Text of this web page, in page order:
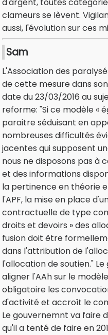
clameurs se lèvent.
aussi, l'évolution sur ces
Sam
L'Association des
de cette mesure dans
date du 23/03/2016 au
reforme: "Si ce modèle «
paraitre séduisant en
nombreuses difficultés
jacentes qui supposent
nous ne disposons pas à
et des informations
la pertinence en théorie
l'APF, la mise en place
contractuelle de type
droits et devoirs » des
fusion doit être
dans l'attribution de
l'allocation de soutien."
aligner l'AAh sur le
obligatoire les
d'activité et accroît le
Le gouvernemnt va faire
qu'il a tenté de faire en